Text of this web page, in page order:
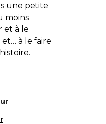
une petite
moins
et à le
et… à le faire